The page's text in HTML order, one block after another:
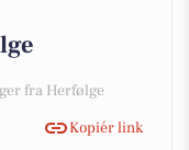
fra Herfølge
Kopiér link